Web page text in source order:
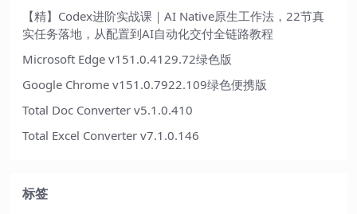
【精】Codex进阶实战课｜AI Native原生工作法，22节真
实任务落地，从配置到AI自动化交付全链路教程
Microsoft Edge v151.0.4129.72绿色版
Google Chrome v151.0.7922.109绿色便携版
Total Doc Converter v5.1.0.410
Total Excel Converter v7.1.0.146
标签